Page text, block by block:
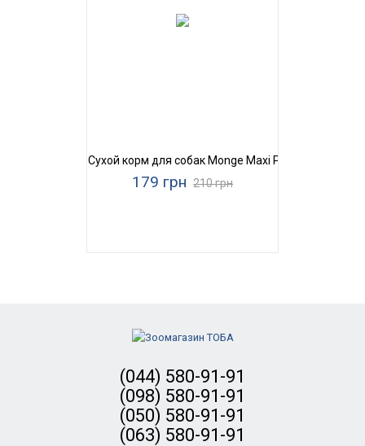
Сухой корм для собак Monge Maxi Puppy & Junior
179 грн 210 грн
(044) 580-91-91
(098) 580-91-91
(050) 580-91-91
(063) 580-91-91